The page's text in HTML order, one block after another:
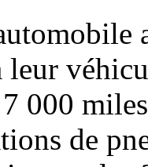
leur
000
de